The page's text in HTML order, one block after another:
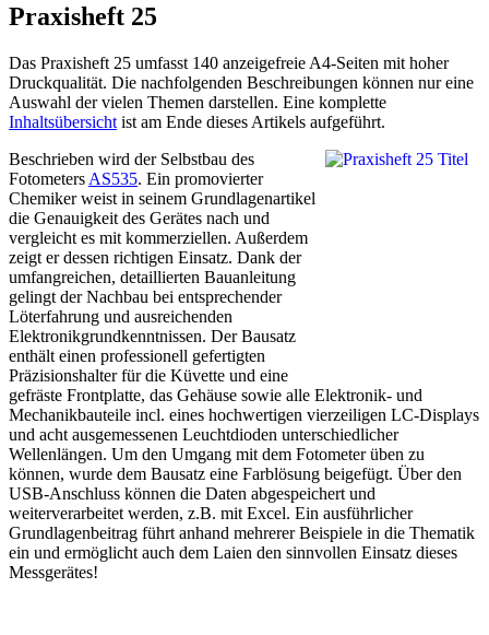
Praxisheft 25
Das Praxisheft 25 umfasst 140 anzeigefreie A4-Seiten mit hoher
Druckqualität. Die nachfolgenden Beschreibungen können nur eine
Auswahl der vielen Themen darstellen. Eine komplette
Inhaltsübersicht ist am Ende dieses Artikels aufgeführt.
Beschrieben wird der Selbstbau des
Fotometers AS535. Ein promovierter
Chemiker weist in seinem Grundlagenartikel
die Genauigkeit des Gerätes nach und
vergleicht es mit kommerziellen. Außerdem
zeigt er dessen richtigen Einsatz. Dank der
umfangreichen, detaillierten Bauanleitung
gelingt der Nachbau bei entsprechender
Löterfahrung und ausreichenden
Elektronikgrundkenntnissen. Der Bausatz
enthält einen professionell gefertigten
Präzisionshalter für die Küvette und eine
gefräste Frontplatte, das Gehäuse sowie alle Elektronik- und
Mechanikbauteile incl. eines hochwertigen vierzeiligen LC-Displays
und acht ausgemessenen Leuchtdioden unterschiedlicher
Wellenlängen. Um den Umgang mit dem Fotometer üben zu
können, wurde dem Bausatz eine Farblösung beigefügt. Über den
USB-Anschluss können die Daten abgespeichert und
weiterverarbeitet werden, z.B. mit Excel. Ein ausführlicher
Grundlagenbeitrag führt anhand mehrerer Beispiele in die Thematik
ein und ermöglicht auch dem Laien den sinnvollen Einsatz dieses
Messgerätes!